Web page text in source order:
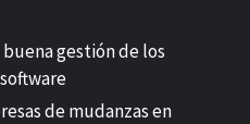
gestión de los
de mudanzas en